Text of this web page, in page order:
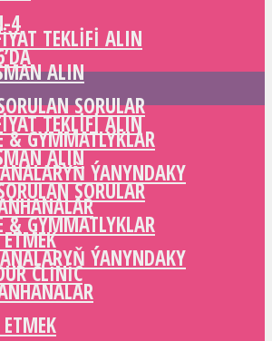
TEKLIFI ALIN
ALIN
SORULAR
& GYMMATLYKLAR
ÝANYNDAKY
CLINIC
4
TEKLIFI ALIN
ALIN
SORULAR
& GYMMATLYKLAR
ÝANYNDAKY